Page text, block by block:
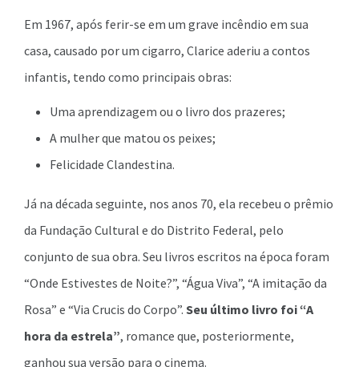
Em 1967, após ferir-se em um grave incêndio em sua
casa, causado por um cigarro, Clarice aderiu a contos
infantis, tendo como principais obras:
Uma aprendizagem ou o livro dos prazeres;
A mulher que matou os peixes;
Felicidade Clandestina.
Já na década seguinte, nos anos 70, ela recebeu o prêmio
da Fundação Cultural e do Distrito Federal, pelo
conjunto de sua obra. Seu livros escritos na época foram
“Onde Estivestes de Noite?”, “Água Viva”, “A imitação da
Rosa” e “Via Crucis do Corpo”. Seu último livro foi “A
hora da estrela”, romance que, posteriormente,
ganhou sua versão para o cinema.